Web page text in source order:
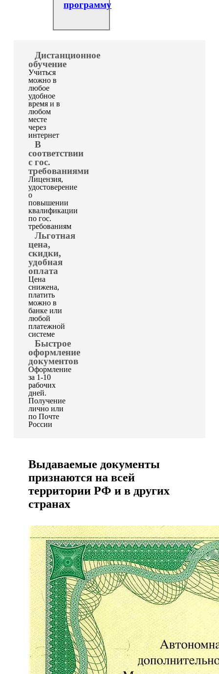
программу
Дистанционное
обучение
Учиться
можно в
любое
удобное
время и в
любом
месте
через
интернет
В
соответствии
с гос.
требованиями
Лицензия,
удостоверение
о
повышении
квалификации
по гос.
требованиям
Льготная
цена,
скидки,
удобная
оплата
Цена
снижена,
платить
можно в
банке или
любой
платежной
системе
Быстрое
оформление
документов
Оформление
за 1-10
рабочих
дней.
Получение
лично или
по Почте
России
Выдаваемые документы
признаются на всей
территории РФ и в других
странах